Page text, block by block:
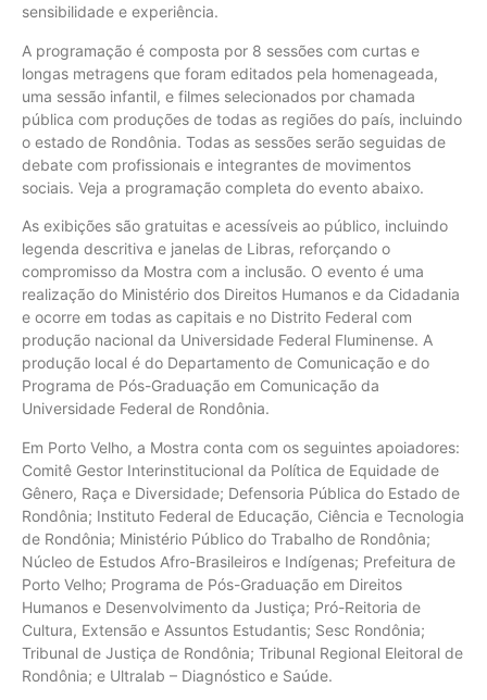
sensibilidade e experiência.
A programação é composta por 8 sessões com curtas e
longas metragens que foram editados pela homenageada,
uma sessão infantil, e filmes selecionados por chamada
pública com produções de todas as regiões do país, incluindo
o estado de Rondônia. Todas as sessões serão seguidas de
debate com profissionais e integrantes de movimentos
sociais. Veja a programação completa do evento abaixo.
As exibições são gratuitas e acessíveis ao público, incluindo
legenda descritiva e janelas de Libras, reforçando o
compromisso da Mostra com a inclusão. O evento é uma
realização do Ministério dos Direitos Humanos e da Cidadania
e ocorre em todas as capitais e no Distrito Federal com
produção nacional da Universidade Federal Fluminense. A
produção local é do Departamento de Comunicação e do
Programa de Pós-Graduação em Comunicação da
Universidade Federal de Rondônia.
Em Porto Velho, a Mostra conta com os seguintes apoiadores:
Comitê Gestor Interinstitucional da Política de Equidade de
Gênero, Raça e Diversidade; Defensoria Pública do Estado de
Rondônia; Instituto Federal de Educação, Ciência e Tecnologia
de Rondônia; Ministério Público do Trabalho de Rondônia;
Núcleo de Estudos Afro-Brasileiros e Indígenas; Prefeitura de
Porto Velho; Programa de Pós-Graduação em Direitos
Humanos e Desenvolvimento da Justiça; Pró-Reitoria de
Cultura, Extensão e Assuntos Estudantis; Sesc Rondônia;
Tribunal de Justiça de Rondônia; Tribunal Regional Eleitoral de
Rondônia; e Ultralab – Diagnóstico e Saúde.